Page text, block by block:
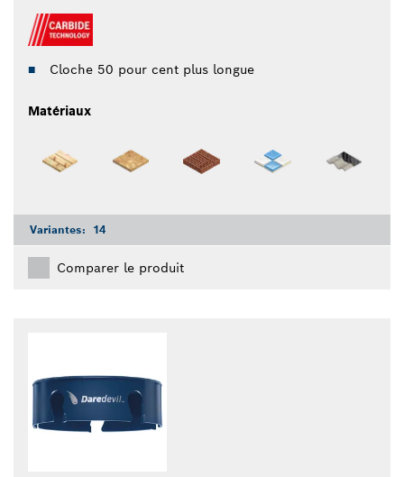
Cloche 50 pour cent plus longue
Matériaux
Variantes: 14
Comparer le produit